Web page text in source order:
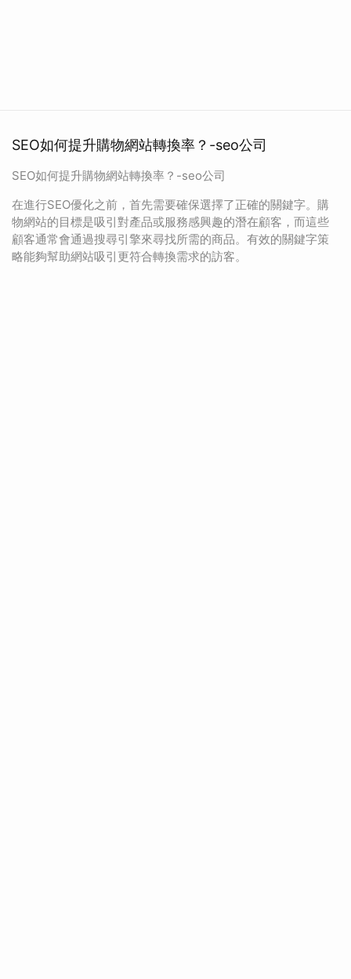
SEO如何提升購物網站轉換率？-seo公司
SEO如何提升購物網站轉換率？-seo公司
在進行SEO優化之前，首先需要確保選擇了正確的關鍵字。購
物網站的目標是吸引對產品或服務感興趣的潛在顧客，而這些
顧客通常會通過搜尋引擎來尋找所需的商品。有效的關鍵字策
略能夠幫助網站吸引更符合轉換需求的訪客。